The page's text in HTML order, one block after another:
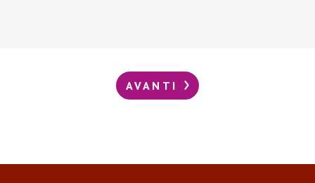
AVANTI